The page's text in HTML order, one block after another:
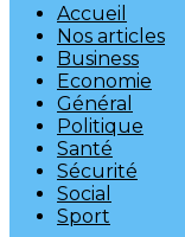
Accueil
Nos articles
Business
Economie
Général
Politique
Santé
Sécurité
Social
Sport